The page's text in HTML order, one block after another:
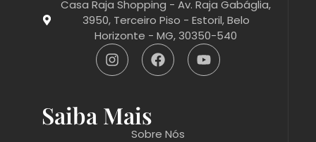
Casa Raja Shopping - Av. Raja Gabáglia,
3950, Terceiro Piso - Estoril, Belo
Horizonte - MG, 30350-540
Saiba Mais
Sobre Nós